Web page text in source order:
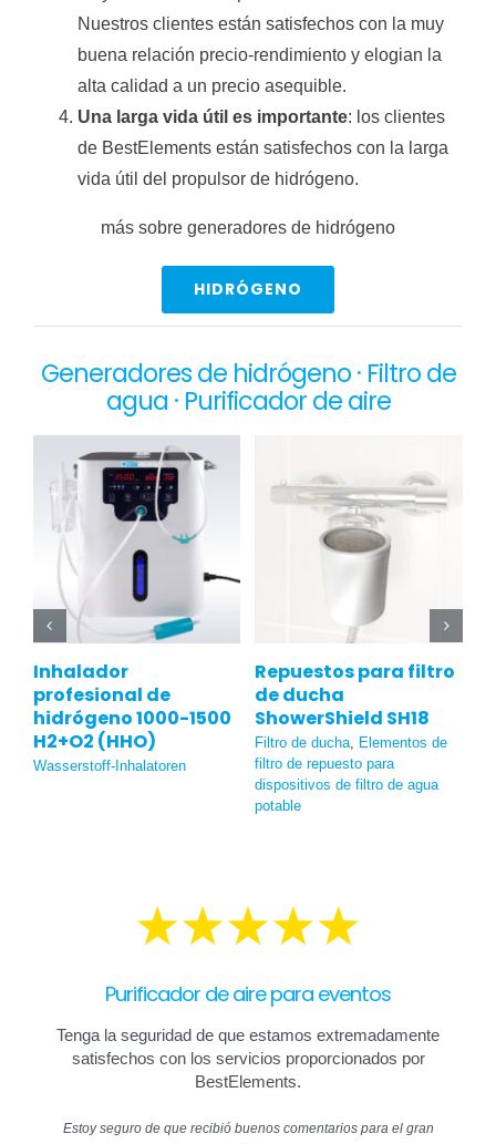
Nuestros clientes están satisfechos con la muy
buena relación precio-rendimiento y elogian la
alta calidad a un precio asequible.
Una larga vida útil es importante: los clientes
de BestElements están satisfechos con la larga
vida útil del propulsor de hidrógeno.
más sobre generadores de hidrógeno
HIDRÓGENO
Generadores de hidrógeno · Filtro de
agua · Purificador de aire
Inhalador
profesional de
hidrógeno 1000-1500
H2+O2 (HHO)
Wasserstoff-Inhalatoren
Repuestos para filtro
de ducha
ShowerShield SH18
Filtro de ducha
Elementos de
filtro de repuesto para
dispositivos de filtro de agua
potable
Purificador de aire para eventos
Tenga la seguridad de que estamos extremadamente
satisfechos con los servicios proporcionados por
BestElements.
Estoy seguro de que recibió buenos comentarios para el gran